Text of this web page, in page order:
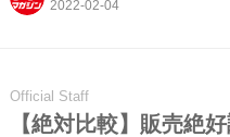
Official Staff
【絶対比較】販売絶